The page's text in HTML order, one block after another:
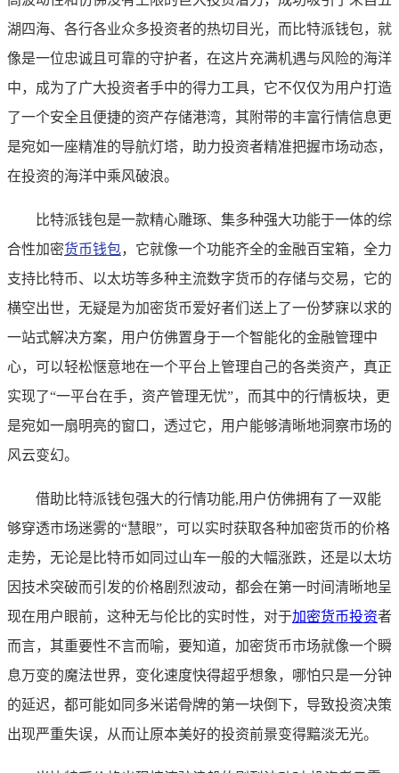
湖四海、各行各业众多投资者的热切目光，而比特派钱包，就
像是一位忠诚且可靠的守护者，在这片充满机遇与风险的海洋
中，成为了广大投资者手中的得力工具，它不仅仅为用户打造
了一个安全且便捷的资产存储港湾，其附带的丰富行情信息更
是宛如一座精准的导航灯塔，助力投资者精准把握市场动态，
在投资的海洋中乘风破浪。
比特派钱包是一款精心雕琢、集多种强大功能于一体的综
合性加密货币钱包，它就像一个功能齐全的金融百宝箱，全力
支持比特币、以太坊等多种主流数字货币的存储与交易，它的
横空出世，无疑是为加密货币爱好者们送上了一份梦寐以求的
一站式解决方案，用户仿佛置身于一个智能化的金融管理中
心，可以轻松惬意地在一个平台上管理自己的各类资产，真正
实现了“一平台在手，资产管理无忧”，而其中的行情板块，更
是宛如一扇明亮的窗口，透过它，用户能够清晰地洞察市场的
风云变幻。
借助比特派钱包强大的行情功能,用户仿佛拥有了一双能
够穿透市场迷雾的“慧眼”，可以实时获取各种加密货币的价格
走势，无论是比特币如同过山车一般的大幅涨跌，还是以太坊
因技术突破而引发的价格剧烈波动，都会在第一时间清晰地呈
现在用户眼前，这种无与伦比的实时性，对于加密货币投资者
而言，其重要性不言而喻，要知道，加密货币市场就像一个瞬
息万变的魔法世界，变化速度快得超乎想象，哪怕只是一分钟
的延迟，都可能如同多米诺骨牌的第一块倒下，导致投资决策
出现严重失误，从而让原本美好的投资前景变得黯淡无光。